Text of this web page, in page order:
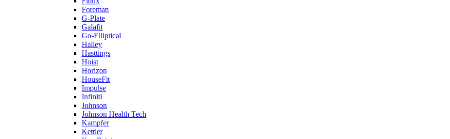
Foreman
G-Plate
Galafit
Go-Elliptical
Halley
Hasttings
Hoist
Horizon
HouseFit
Impulse
Infiniti
Johnson
Johnson Health Tech
Kampfer
Kettler